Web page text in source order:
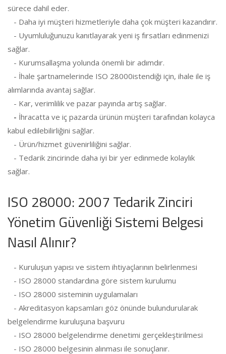
sürece dahil eder.
- Daha iyi müşteri hizmetleriyle daha çok müşteri kazandırır.
- Uyumluluğunuzu kanıtlayarak yeni iş fırsatları edinmenizi
sağlar.
- Kurumsallaşma yolunda önemli bir adımdır.
- İhale şartnamelerinde ISO 28000istendiği için, ihale ile iş
alımlarında avantaj sağlar.
- Kar, verimlilik ve pazar payında artış sağlar.
- İhracatta ve iç pazarda ürünün müşteri tarafından kolayca
kabul edilebilirliğini sağlar.
- Ürün/hizmet güvenirliliğini sağlar.
- Tedarik zincirinde daha iyi bir yer edinmede kolaylık
sağlar.
ISO 28000: 2007 Tedarik Zinciri
Yönetim Güvenliği Sistemi Belgesi
Nasıl Alınır?
- Kuruluşun yapısı ve sistem ihtiyaçlarının belirlenmesi
- ISO 28000 standardına göre sistem kurulumu
- ISO 28000 sisteminin uygulamaları
- Akreditasyon kapsamları göz önünde bulundurularak
belgelendirme kuruluşuna başvuru
- ISO 28000 belgelendirme denetimi gerçekleştirilmesi
- ISO 28000 belgesinin alınması ile sonuçlanır.